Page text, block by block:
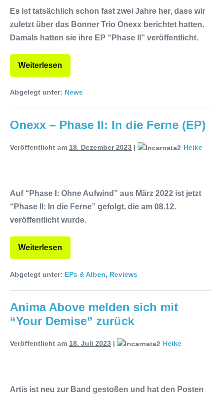
Independence“ Necrotic Woods,
Es ist tatsächlich schon fast zwei Jahre her, dass wir
zuletzt über das Bonner Trio Onexx berichtet hatten.
Damals hatten sie ihre EP “Phase II” veröffentlicht.
Weiterlesen
Abgelegt unter: News
Onexx – Phase II: In die Ferne (EP)
Veröffentlicht am 18. Dezember 2023 | Heike
Auf “Phase I: Ohne Aufwind” aus März 2022 ist jetzt
“Phase II: In die Ferne” gefolgt, die am 08.12.
veröffentlicht wurde.
Weiterlesen
Abgelegt unter: EPs & Alben, Reviews
Anima Above melden sich mit
“Your Demise” zurück
Veröffentlicht am 18. Juli 2023 | Heike
Artis ist neu zur Band gestoßen und hat den Posten